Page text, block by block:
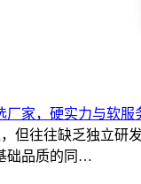
厂家，硬实力与软服
但往往缺乏独立研
础品质的同…